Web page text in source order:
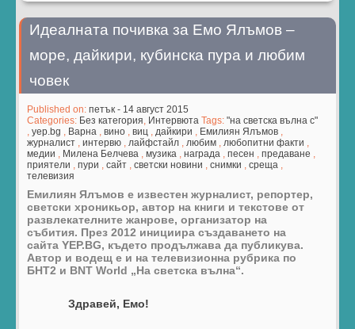
Идеалната почивка за Емо Ялъмов –
море, дайкири, кубинска пура и любим
човек
Published on:петък - 14 август 2015
Categories: Без категория Интервюта Tags:"на светска вълна с"
,yep.bg Варна ,вино ,виц дайкири Емилиян Ялъмов
журналист ,интервю лайфстайл любим любопитни факти
медии
Милена Белчева ,музика ,награда ,песен ,предаване
приятели ,пури ,сайт ,светски новини ,снимки ,среща
телевизия
Емилиян Ялъмов е известен журналист, репортер,
светски хроникьор, автор на книги и текстове от
развлекателните жанрове, организатор на
събития. През 2012 инициира създаването на
сайтаYEP.BG, където продължава да публикува.
Автор и водещ е и на телевизионна рубрика по
БНТ2 и BNT World „На светска вълна“.
Здравей, Емо!